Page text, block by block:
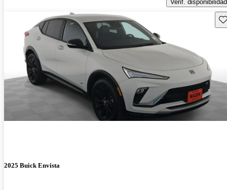
Verif. disponibilidad
2025 Buick Envista